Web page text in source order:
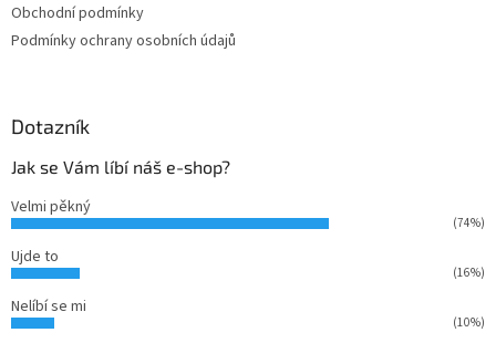
Obchodní podmínky
Podmínky ochrany osobních údajů
Dotazník
Jak se Vám líbí náš e-shop?
Velmi pěkný
(74%)
Ujde to
(16%)
Nelíbí se mi
(10%)